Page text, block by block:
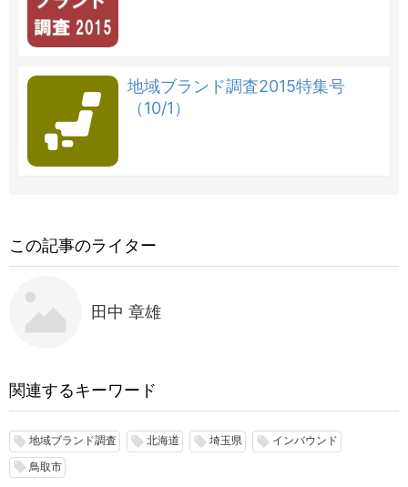
地域ブランド調査2015特集号
（10/1）
この記事のライター
田中 章雄
関連するキーワード
local_offer 地域ブランド調査 local_offer 北海道 local_offer 埼玉県 local_offer インバウンド
local_offer 鳥取市